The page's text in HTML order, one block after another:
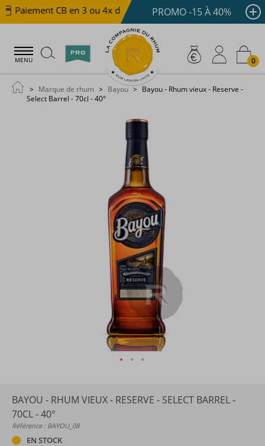
Paiement CB en 3 ou 4x dès 100 € Livraison offerte
PROMO -15 À 40%
MENU 0
Marque de rhum Bayou
Bayou - Rhum vieux - Reserve -
Select Barrel - 70cl - 40°
BAYOU - RHUM VIEUX - RESERVE - SELECT BARREL -
70CL - 40°
Référence : BAYOU_08
EN STOCK